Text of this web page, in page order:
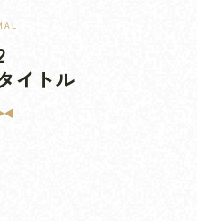
イトル